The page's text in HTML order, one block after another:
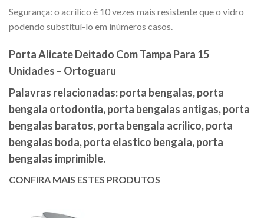
Segurança: o acrílico é 10 vezes mais resistente que o vidro
podendo substituí-lo em inúmeros casos.
Porta Alicate Deitado Com Tampa Para 15
Unidades – Ortoguaru
Palavras relacionadas: porta bengalas, porta
bengala ortodontia, porta bengalas antigas, porta
bengalas baratos, porta bengala acrilico, porta
bengalas boda, porta elastico bengala, porta
bengalas imprimible.
CONFIRA MAIS ESTES PRODUTOS